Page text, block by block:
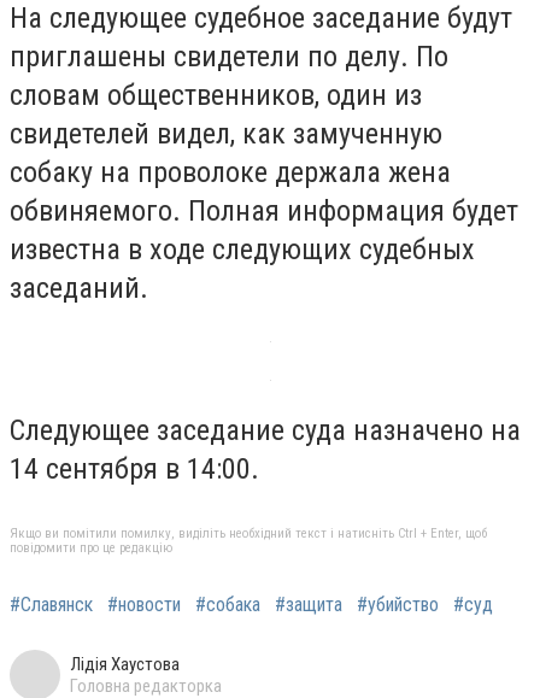
На следующее судебное заседание будут
приглашены свидетели по делу. По
словам общественников, один из
свидетелей видел, как замученную
собаку на проволоке держала жена
обвиняемого. Полная информация будет
известна в ходе следующих судебных
заседаний.
Следующее заседание суда назначено на
14 сентября в 14:00.
Якщо ви помітили помилку, виділіть необхідний текст і натисніть Ctrl + Enter, щоб
повідомити про це редакцію
#Славянск #новости #собака #защита #убийство #суд
Лідія Хаустова
Головна редакторка